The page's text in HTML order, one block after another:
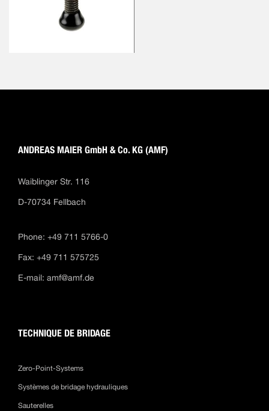
ANDREAS MAIER GmbH & Co. KG (AMF)
Waiblinger Str. 116
D-70734 Fellbach
Phone: +49 711 5766-0
Fax: +49 711 575725
E-mail: amf@amf.de
TECHNIQUE DE BRIDAGE
Zero-Point-Systems
Systèmes de bridage hydrauliques
Sauterelles